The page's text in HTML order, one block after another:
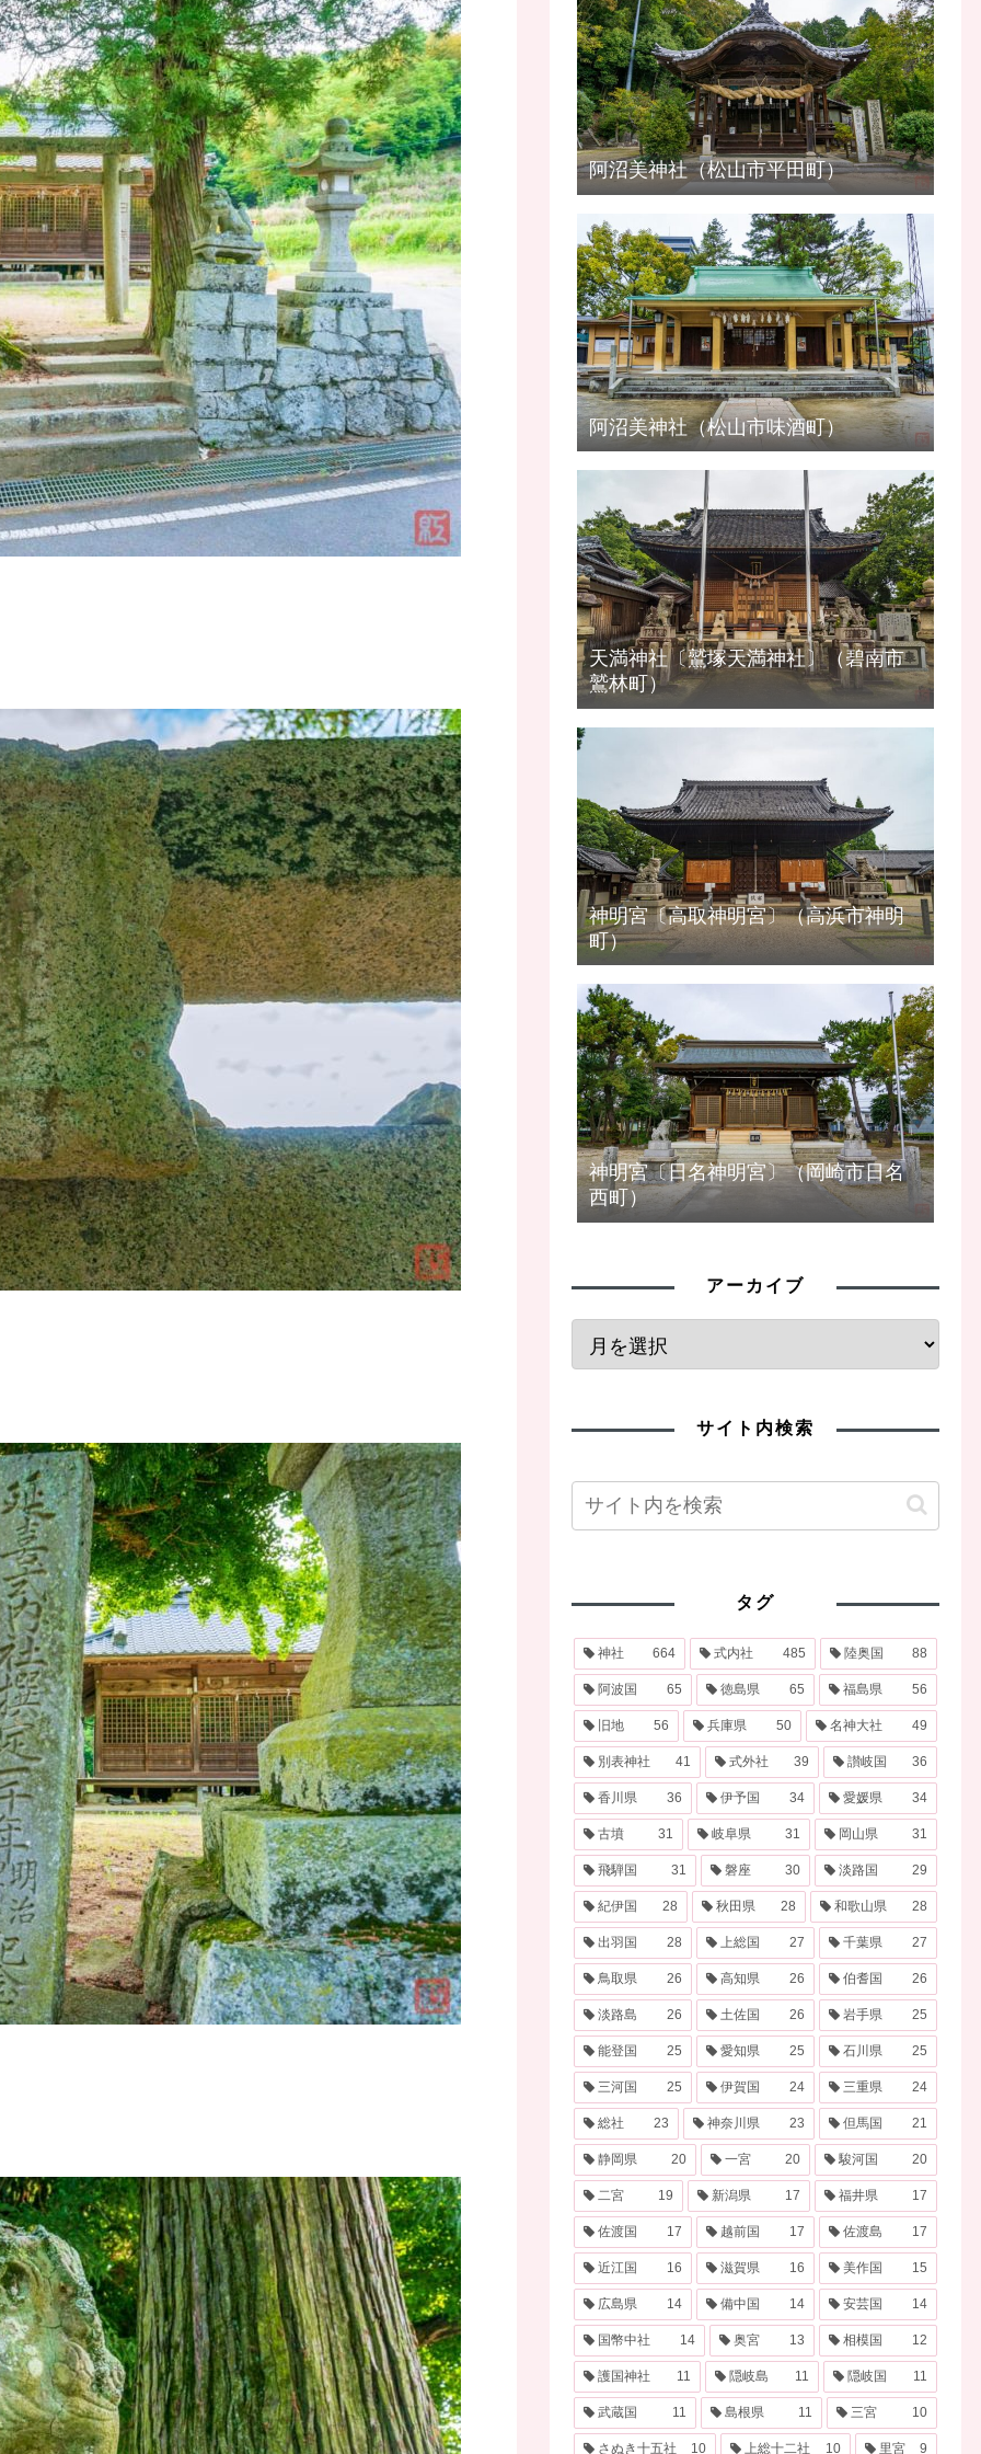
阿沼美神社（松山市平田町）
阿沼美神社（松山市味酒町）
天満神社〔鷲塚天満神社〕（碧南市
鷲林町）
神明宮〔高取神明宮〕（高浜市神明
町）
神明宮〔日名神明宮〕（岡崎市日名
西町）
アーカイブ
サイト内検索
タグ
神社 664 式内社 485 陸奥国 88
阿波国 65 徳島県 65 福島県 56
旧地 56 兵庫県 50 名神大社 49
別表神社 41 式外社 39 讃岐国 36
香川県 36 伊予国 34 愛媛県 34
古墳 31 岐阜県 31 岡山県 31
飛騨国 31 磐座 30 淡路国 29
紀伊国 28 秋田県 28 和歌山県 28
出羽国 28 上総国 27 千葉県 27
鳥取県 26 高知県 26 伯耆国 26
淡路島 26 土佐国 26 岩手県 25
能登国 25 愛知県 25 石川県 25
三河国 25 伊賀国 24 三重県 24
総社 23 神奈川県 23 但馬国 21
静岡県 20 一宮 20 駿河国 20
二宮 19 新潟県 17 福井県 17
佐渡国 17 越前国 17 佐渡島 17
近江国 16 滋賀県 16 美作国 15
広島県 14 備中国 14 安芸国 14
国幣中社 14 奥宮 13 相模国 12
護国神社 11 隠岐島 11 隠岐国 11
武蔵国 11 島根県 11 三宮 10
さぬき十五社 10 上総十二社 10 里宮 9